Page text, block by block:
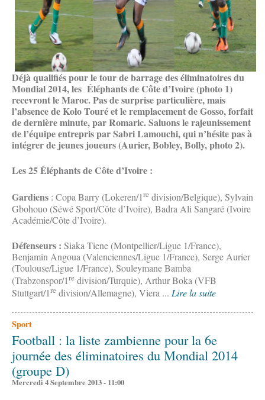
Déjà qualifiés pour le tour de barrage des éliminatoires du
Mondial 2014, les Éléphants de Côte d’Ivoire (photo 1)
recevront le Maroc. Pas de surprise particulière, mais
l’absence de Kolo Touré et le remplacement de Gosso, forfait
de dernière minute, par Romaric. Saluons le rajeunissement
de l’équipe entrepris par Sabri Lamouchi, qui n’hésite pas à
intégrer de jeunes joueurs (Aurier, Bobley, Bolly, photo 2).
Les 25 Éléphants de Côte d’Ivoire :
Gardiens : Copa Barry (Lokeren/1re division/Belgique), Sylvain
Gbohouo (Séwé Sport/Côte d’Ivoire), Badra Ali Sangaré (Ivoire
Académie/Côte d’Ivoire).
Défenseurs : Siaka Tiene (Montpellier/Ligue 1/France),
Benjamin Angoua (Valenciennes/Ligue 1/France), Serge Aurier
(Toulouse/Ligue 1/France), Souleymane Bamba
(Trabzonspor/1re division/Turquie), Arthur Boka (VFB
Stuttgart/1re division/Allemagne), Viera ... Lire la suite
Sport
Football : la liste zambienne pour la 6e
journée des éliminatoires du Mondial 2014
(groupe D)
Mercredi 4 Septembre 2013 - 11:00